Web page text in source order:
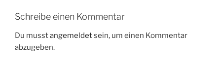
Schreibe einen Kommentar
Du musstangemeldetsein, um einen Kommentar
abzugeben.